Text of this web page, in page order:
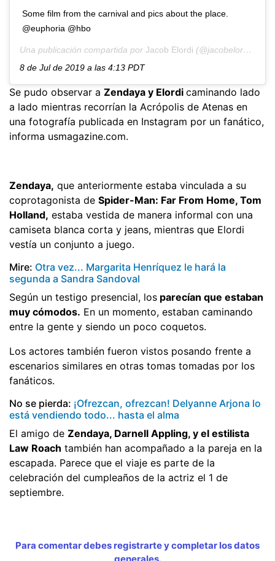
Some film from the carnival and pics about the place.
@euphoria @hbo
Una publicación compartida por Jacob Elordi (@jacobelordi) el
8 de Jul de 2019 a las 4:13 PDT
Se pudo observar a Zendaya y Elordi caminando lado
a lado mientras recorrían la Acrópolis de Atenas en
una fotografía publicada en Instagram por un fanático,
informa usmagazine.com.
Zendaya, que anteriormente estaba vinculada a su
coprotagonista de Spider-Man: Far From Home, Tom
Holland, estaba vestida de manera informal con una
camiseta blanca corta y jeans, mientras que Elordi
vestía un conjunto a juego.
Mire: Otra vez... Margarita Henríquez le hará la
segunda a Sandra Sandoval
Según un testigo presencial, los parecían que estaban
muy cómodos. En un momento, estaban caminando
entre la gente y siendo un poco coquetos.
Los actores también fueron vistos posando frente a
escenarios similares en otras tomas tomadas por los
fanáticos.
No se pierda: ¡Ofrezcan, ofrezcan! Delyanne Arjona lo
está vendiendo todo... hasta el alma
El amigo de Zendaya, Darnell Appling, y el estilista
Law Roach también han acompañado a la pareja en la
escapada. Parece que el viaje es parte de la
celebración del cumpleaños de la actriz el 1 de
septiembre.
Para comentar debes registrarte y completar los datos